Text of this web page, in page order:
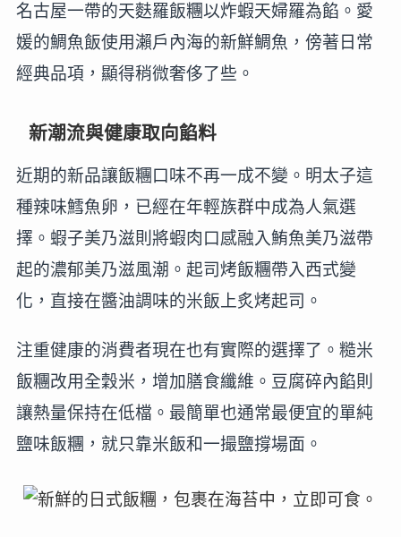
名古屋一帶的天麩羅飯糰以炸蝦天婦羅為餡。愛
媛的鯛魚飯使用瀨戶內海的新鮮鯛魚，傍著日常
經典品項，顯得稍微奢侈了些。
新潮流與健康取向餡料
近期的新品讓飯糰口味不再一成不變。明太子這
種辣味鱈魚卵，已經在年輕族群中成為人氣選
擇。蝦子美乃滋則將蝦肉口感融入鮪魚美乃滋帶
起的濃郁美乃滋風潮。起司烤飯糰帶入西式變
化，直接在醬油調味的米飯上炙烤起司。
注重健康的消費者現在也有實際的選擇了。糙米
飯糰改用全穀米，增加膳食纖維。豆腐碎內餡則
讓熱量保持在低檔。最簡單也通常最便宜的單純
鹽味飯糰，就只靠米飯和一撮鹽撐場面。